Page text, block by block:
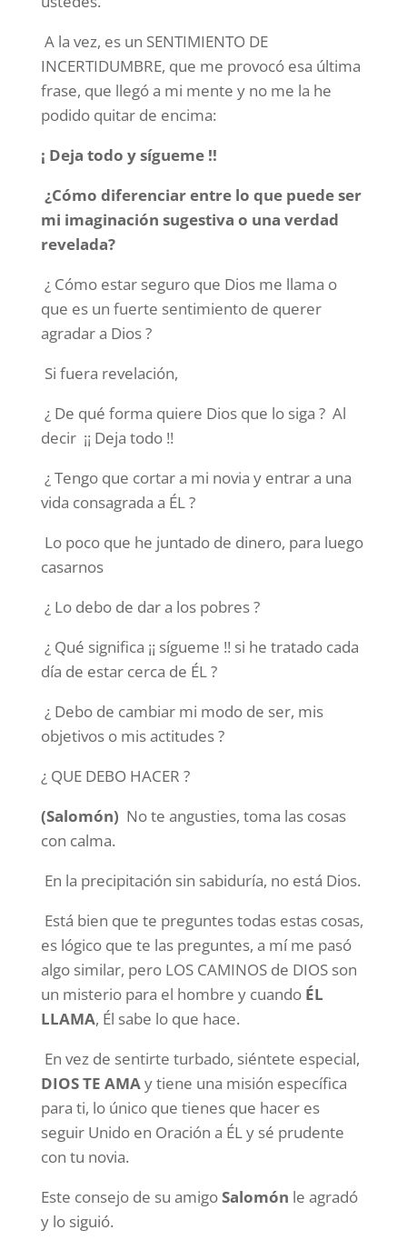
A la vez, es un SENTIMIENTO DE
INCERTIDUMBRE, que me provocó esa última
frase, que llegó a mi mente y no me la he
podido quitar de encima:
¡ Deja todo y sígueme !!
¿Cómo diferenciar entre lo que puede ser
mi imaginación sugestiva o una verdad
revelada?
¿ Cómo estar seguro que Dios me llama o
que es un fuerte sentimiento de querer
agradar a Dios ?
Si fuera revelación,
¿ De qué forma quiere Dios que lo siga ? Al
decir ¡¡ Deja todo !!
¿ Tengo que cortar a mi novia y entrar a una
vida consagrada a ÉL ?
Lo poco que he juntado de dinero, para luego
casarnos
¿ Lo debo de dar a los pobres ?
¿ Qué significa ¡¡ sígueme !! si he tratado cada
día de estar cerca de ÉL ?
¿ Debo de cambiar mi modo de ser, mis
objetivos o mis actitudes ?
¿ QUE DEBO HACER ?
(Salomón) No te angusties, toma las cosas
con calma.
En la precipitación sin sabiduría, no está Dios.
Está bien que te preguntes todas estas cosas,
es lógico que te las preguntes, a mí me pasó
algo similar, pero LOS CAMINOS de DIOS son
un misterio para el hombre y cuando ÉL
LLAMA, Él sabe lo que hace.
En vez de sentirte turbado, siéntete especial,
DIOS TE AMAy tiene una misión específica
para ti, lo único que tienes que hacer es
seguir Unido en Oración a ÉL y sé prudente
con tu novia.
Este consejo de su amigoSalomón le agradó
y lo siguió.